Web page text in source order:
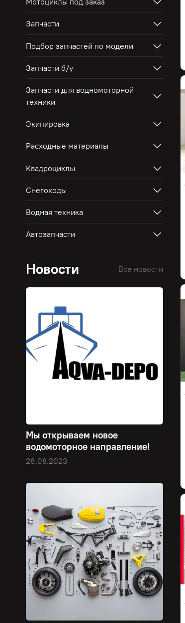
Запчасти
Подбор запчастей по модели
Запчасти б/у
Запчасти для водномоторной
техники
Экипировка
Расходные материалы
Квадроциклы
Снегоходы
Водная техника
Автозапчасти
Новости Все новости
Мы открываем новое
водомоторное направление!
26.08.2023